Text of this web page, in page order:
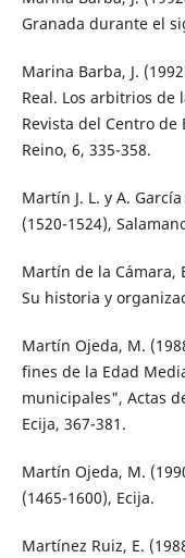
Granada durante el
Marina Barba, J.
Real. Los arbitrios de
Revista del Centro de
Reino, 6, 335-358.
Martín J. L. y A.
(1520-1524),
Martín de la Cámara,
Su historia y
Martín Ojeda, M.
fines de la Edad
municipales", Actas
Ecija, 367-381.
Martín Ojeda, M.
(1465-1600), Ecija.
Martínez Ruiz, E.